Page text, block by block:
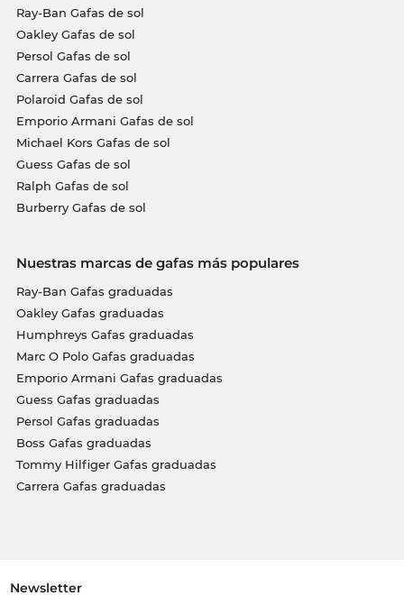
Ray-Ban Gafas de sol
Oakley Gafas de sol
Persol Gafas de sol
Carrera Gafas de sol
Polaroid Gafas de sol
Emporio Armani Gafas de sol
Michael Kors Gafas de sol
Guess Gafas de sol
Ralph Gafas de sol
Burberry Gafas de sol
Nuestras marcas de gafas más populares
Ray-Ban Gafas graduadas
Oakley Gafas graduadas
Humphreys Gafas graduadas
Marc O Polo Gafas graduadas
Emporio Armani Gafas graduadas
Guess Gafas graduadas
Persol Gafas graduadas
Boss Gafas graduadas
Tommy Hilfiger Gafas graduadas
Carrera Gafas graduadas
Newsletter